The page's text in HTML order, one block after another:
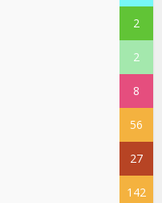
2
2
8
56
27
142